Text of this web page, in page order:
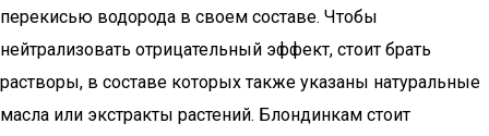
перекисью водорода в своем составе. Чтобы
нейтрализовать отрицательный эффект, стоит брать
растворы, в составе которых также указаны натуральные
масла или экстракты растений. Блондинкам стоит